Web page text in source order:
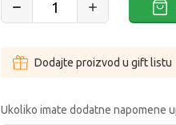
Dodajte proizvod u gift listu
Ukoliko imate dodatne napomene